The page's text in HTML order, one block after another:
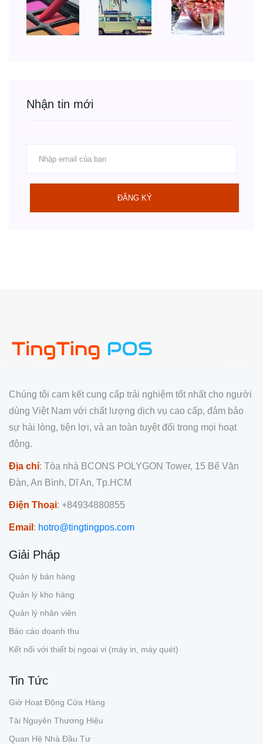
Nhận tin mới
ĐĂNG KÝ
Chúng tôi cam kết cung cấp trải nghiệm tốt nhất cho người
dùng Việt Nam với chất lượng dịch vụ cao cấp, đảm bảo
sự hài lòng, tiện lợi, và an toàn tuyệt đối trong mọi hoạt
động.
Địa chỉ: Tòa nhà BCONS POLYGON Tower, 15 Bế Văn
Đàn, An Bình, Dĩ An, Tp.HCM
Điện Thoại: +84934880855
Email : hotro@tingtingpos.com
Giải Pháp
Quản lý bán hàng
Quản lý kho hàng
Quản lý nhân viên
Báo cáo doanh thu
Kết nối với thiết bị ngoại vi (máy in, máy quét)
Tin Tức
Giờ Hoạt Động Cửa Hàng
Tài Nguyên Thương Hiệu
Quan Hệ Nhà Đầu Tư